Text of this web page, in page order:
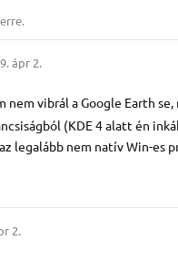
ápr 2.
nem vibrál a Google Earth se,
(KDE 4 alatt én
legalább nem natív Win-es
2.